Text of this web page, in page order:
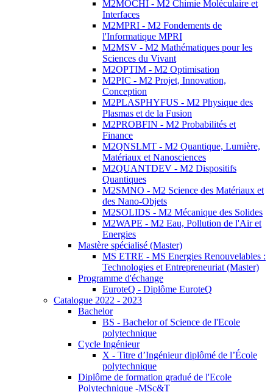
M2MOCHI - M2 Chimie Moléculaire et
Interfaces
M2MPRI - M2 Fondements de
l'Informatique MPRI
M2MSV - M2 Mathématiques pour les
Sciences du Vivant
M2OPTIM - M2 Optimisation
M2PIC - M2 Projet, Innovation,
Conception
M2PLASPHYFUS - M2 Physique des
Plasmas et de la Fusion
M2PROBFIN - M2 Probabilités et
Finance
M2QNSLMT - M2 Quantique, Lumière,
Matériaux et Nanosciences
M2QUANTDEV - M2 Dispositifs
Quantiques
M2SMNO - M2 Science des Matériaux et
des Nano-Objets
M2SOLIDS - M2 Mécanique des Solides
M2WAPE - M2 Eau, Pollution de l'Air et
Energies
Mastère spécialisé (Master)
MS ETRE - MS Energies Renouvelables :
Technologies et Entrepreneuriat (Master)
Programme d'échange
EuroteQ - Diplôme EuroteQ
Catalogue 2022 - 2023
Bachelor
BS - Bachelor of Science de l'Ecole
polytechnique
Cycle Ingénieur
X - Titre d’Ingénieur diplômé de l’École
polytechnique
Diplôme de formation gradué de l'Ecole
Polytechnique -MSc&T